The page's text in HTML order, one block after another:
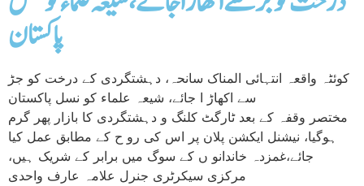
پاکستان
کوئٹہ واقعہ انتہائی المناک سانحہ، دہشتگردی کے درخت کو جڑ
سے اکھاڑ ا جائے، شیعہ علماء کو نسل پاکستان
مختصر وقفہ کے بعد ٹارگٹ کلنگ و دہشتگردی کا بازار پھر گرم
ہوگیا، نیشنل ایکشن پلان پر اس کی رو ح کے مطابق عمل کیا
جائے،غمزدہ خاندانو ں کے سوگ میں برابر کے شریک ہیں،
مرکزی سیکرٹری جنرل علامہ عارف واحدی